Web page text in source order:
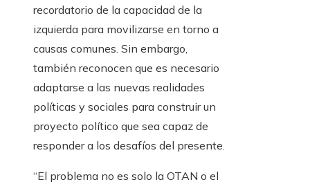
recordatorio de la capacidad de la
izquierda para movilizarse en torno a
causas comunes. Sin embargo,
también reconocen que es necesario
adaptarse a las nuevas realidades
políticas y sociales para construir un
proyecto político que sea capaz de
responder a los desafíos del presente.
“El problema no es solo la OTAN o el